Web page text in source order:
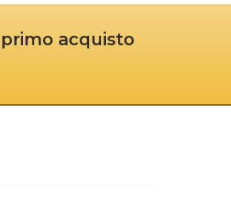
acquisto